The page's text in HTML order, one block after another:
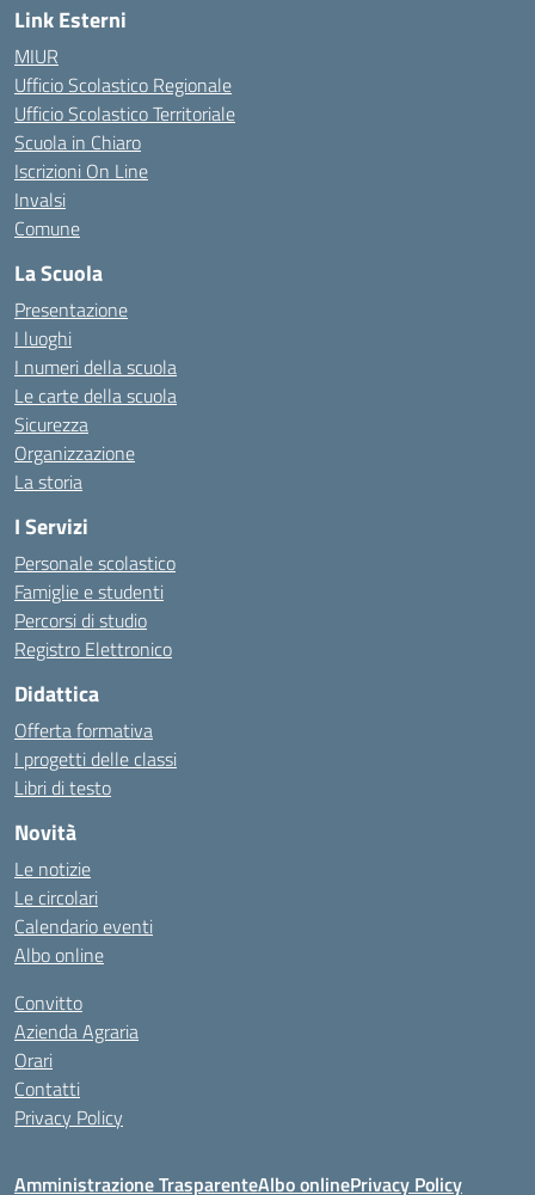
Link Esterni
MIUR
Ufficio Scolastico Regionale
Ufficio Scolastico Territoriale
Scuola in Chiaro
Iscrizioni On Line
Invalsi
Comune
La Scuola
Presentazione
I luoghi
I numeri della scuola
Le carte della scuola
Sicurezza
Organizzazione
La storia
I Servizi
Personale scolastico
Famiglie e studenti
Percorsi di studio
Registro Elettronico
Didattica
Offerta formativa
I progetti delle classi
Libri di testo
Novità
Le notizie
Le circolari
Calendario eventi
Albo online
Convitto
Azienda Agraria
Orari
Contatti
Privacy Policy
Amministrazione TrasparenteAlbo onlinePrivacy Policy